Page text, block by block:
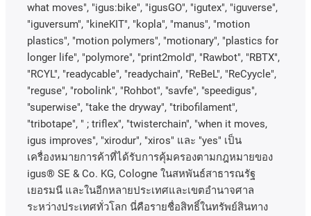
what moves", "igus:bike", "igusGO", "igutex", "iguverse",
"iguversum", "kineKIT", "kopla", "manus", "motion
plastics", "motion polymers", "motionary", "plastics for
longer life", "polymore", "print2mold", "Rawbot", "RBTX",
"RCYL", "readycable", "readychain", "ReBeL", "ReCyycle",
"reguse", "robolink", "Rohbot", "savfe", "speedigus",
"superwise", "take the dryway", "tribofilament",
"tribotape", " ; triflex", "twisterchain", "when it moves,
igus improves", "xirodur", "xiros" และ "yes" เป็น
เครื่องหมายการค้าที่ได้รับการคุ้มครองตามกฎหมายของ
igus® SE & Co. KG, Cologne ในสหพันธ์สาธารณรัฐ
เยอรมนี และในอีกหลายประเทศและเขตอํานาจศาล
ระหว่างประเทศทั่วโลก นี่คือรายชื่อสิทธิ์ในทรัพย์สินทาง